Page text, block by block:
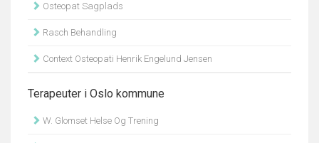
Osteopat Sagplads
Rasch Behandling
Context Osteopati Henrik Engelund Jensen
Terapeuter i Oslo kommune
W. Glomset Helse Og Trening